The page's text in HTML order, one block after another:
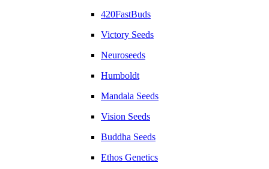
420FastBuds
Victory Seeds
Neuroseeds
Humboldt
Mandala Seeds
Vision Seeds
Buddha Seeds
Ethos Genetics